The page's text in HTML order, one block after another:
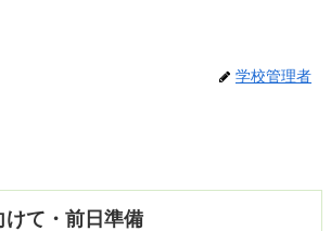
学校管理者
て・前日準備